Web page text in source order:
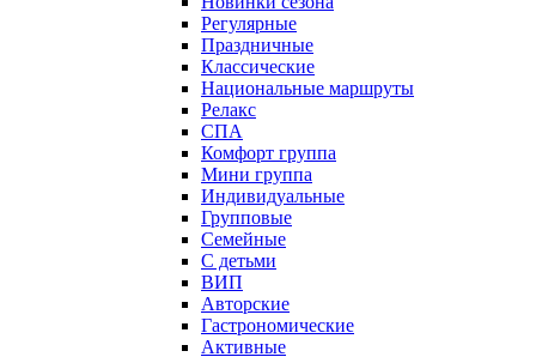
Регулярные
Праздничные
Классические
Национальные маршруты
Релакс
СПА
Комфорт группа
Мини группа
Индивидуальные
Групповые
Семейные
С детьми
ВИП
Авторские
Гастрономические
Активные